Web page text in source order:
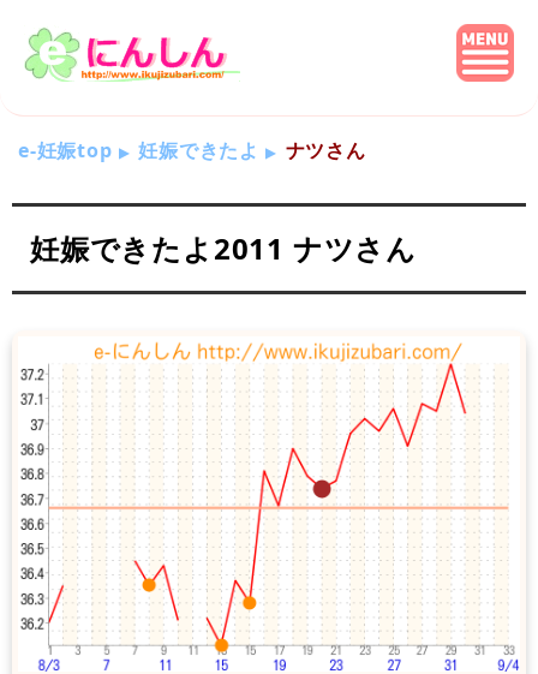
e-妊娠top 妊娠できたよ ナツさん
妊娠できたよ2011 ナツさん